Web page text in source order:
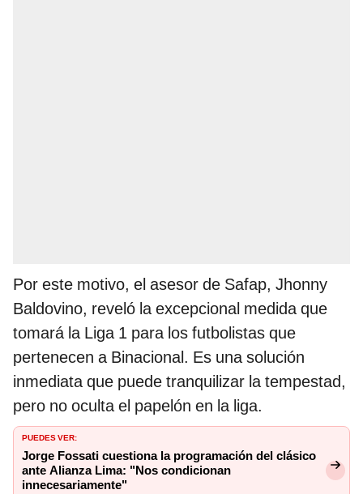
Por este motivo, el asesor de Safap, Jhonny
Baldovino, reveló la excepcional medida que
tomará la Liga 1 para los futbolistas que
pertenecen a Binacional. Es una solución
inmediata que puede tranquilizar la tempestad,
pero no oculta el papelón en la liga.
PUEDES VER:
Jorge Fossati cuestiona la programación del clásico
ante Alianza Lima: "Nos condicionan
innecesariamente"